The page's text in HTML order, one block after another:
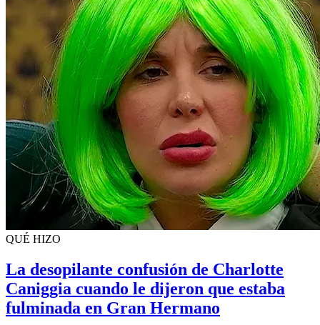
QUÉ HIZO
La desopilante confusión de Charlotte
Caniggia cuando le dijeron que estaba
fulminada en Gran Hermano